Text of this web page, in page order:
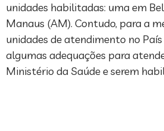
unidades habilitadas: uma em
Manaus (AM). Contudo, para a
unidades de atendimento no
algumas adequações para
Ministério da Saúde e serem